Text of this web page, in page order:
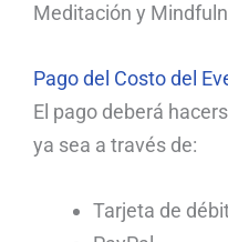
Meditación y
Pago del Costo del
El pago deberá
ya sea a través de:
Tarjeta de